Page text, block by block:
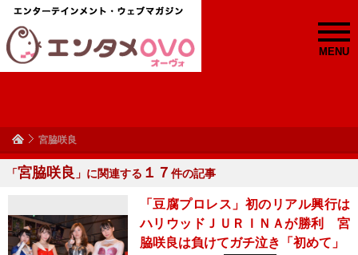
MENU
宮脇咲良
「宮脇咲良 」に関連する １７ 件の記事
「豆腐プロレス」初のリアル興行は
ハリウッドＪＵＲＩＮＡが勝利 宮
脇咲良は負けてガチ泣き「初めて」